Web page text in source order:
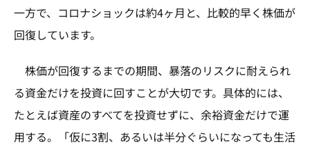
一方で、コロナショックは約4ヶ月と、比較的早く株価が
回復しています。
株価が回復するまでの期間、暴落のリスクに耐えられ
る資金だけを投資に回すことが大切です。具体的には、
たとえば資産のすべてを投資せずに、余裕資金だけで運
用する。「仮に3割、あるいは半分ぐらいになっても生活